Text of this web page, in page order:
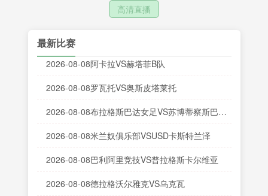
高清直播
最新比赛
2026-08-08阿卡拉VS赫塔菲B队
2026-08-08罗瓦托VS奥斯皮塔莱托
2026-08-08布拉格斯巴达女足VS苏博蒂察斯巴达
2026-08-08米兰奴俱乐部VSUSD卡斯特兰泽
2026-08-08巴利阿里竞技VS普拉格斯卡尔维亚
2026-08-08德拉格沃尔雅克VS乌克瓦